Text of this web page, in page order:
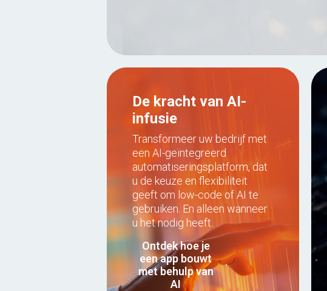
De kracht van AI-
infusie
Transformeer uw bedrijf met
een AI-geïntegreerd
automatiseringsplatform, dat
u de keuze en flexibiliteit
geeft om low-code of AI te
gebruiken. En alleen wanneer
u het nodig heeft.
Ontdek hoe je
een app bouwt
met behulp van
AI